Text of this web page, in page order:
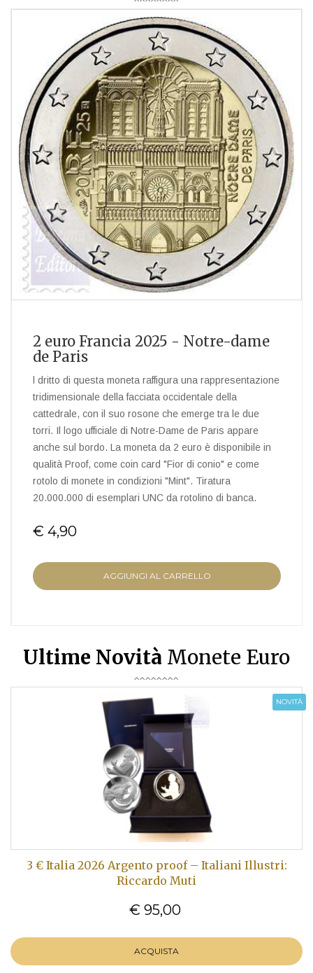
2 euro Francia 2025 - Notre-dame
de Paris
l dritto di questa moneta raffigura una rappresentazione
tridimensionale della facciata occidentale della
cattedrale, con il suo rosone che emerge tra le due
torri. Il logo ufficiale di Notre-Dame de Paris appare
anche sul bordo. La moneta da 2 euro è disponibile in
qualità Proof, come coin card "Fior di conio" e come
rotolo di monete in condizioni "Mint". Tiratura
20.000.000 di esemplari UNC da rotolino di banca.
€ 4,90
AGGIUNGI AL CARRELLO
Ultime Novità Monete Euro
NOVITÀ
3 € Italia 2026 Argento proof – Italiani Illustri:
Riccardo Muti
€ 95,00
ACQUISTA